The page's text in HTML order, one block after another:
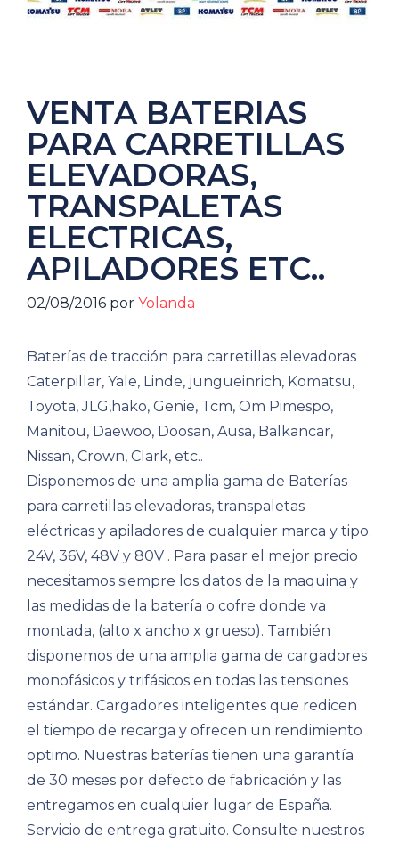
VENTA BATERIAS
PARA CARRETILLAS
ELEVADORAS,
TRANSPALETAS
ELECTRICAS,
APILADORES ETC..
02/08/2016 por Yolanda
Baterías de tracción para carretillas elevadoras
Caterpillar, Yale, Linde, jungueinrich, Komatsu,
Toyota, JLG,hako, Genie, Tcm, Om Pimespo,
Manitou, Daewoo, Doosan, Ausa, Balkancar,
Nissan, Crown, Clark, etc..
Disponemos de una amplia gama de Baterías
para carretillas elevadoras, transpaletas
eléctricas y apiladores de cualquier marca y tipo.
24V, 36V, 48V y 80V . Para pasar el mejor precio
necesitamos siempre los datos de la maquina y
las medidas de la batería o cofre donde va
montada, (alto x ancho x grueso). También
disponemos de una amplia gama de cargadores
monofásicos y trifásicos en todas las tensiones
estándar. Cargadores inteligentes que redicen
el tiempo de recarga y ofrecen un rendimiento
optimo. Nuestras baterías tienen una garantía
de 30 meses por defecto de fabricación y las
entregamos en cualquier lugar de España.
Servicio de entrega gratuito. Consulte nuestros